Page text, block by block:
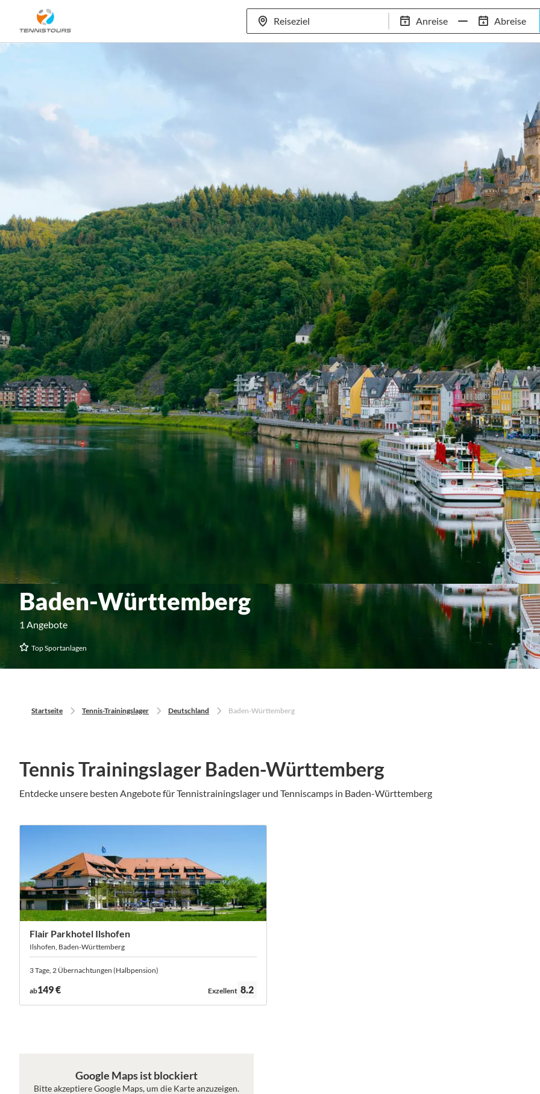
Anreise Abreise
Mehr als 70 Standorte 97,8% Weiterempfehlungsrate 20+ Jahre
Baden-Württemberg
1 Angebote
Top Sportanlagen
Startseite Tennis-Trainingslager Deutschland Baden-Württemberg
Tennis Trainingslager Baden-Württemberg
Entdecke unsere besten Angebote für Tennistrainingslager und Tenniscamps in Baden-Württemberg
Flair Parkhotel Ilshofen
Ilshofen, Baden-Württemberg
3 Tage, 2 Übernachtungen (Halbpension)
ab149 € Bewertung:
Exzellent 8.2
Google Maps ist blockiert
Bitte akzeptiere Google Maps, um die Karte anzuzeigen.